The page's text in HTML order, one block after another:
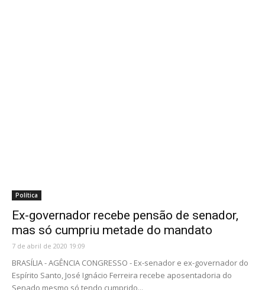
Política
Ex-governador recebe pensão de senador,
mas só cumpriu metade do mandato
7 de abril de 2020 19:09
BRASÍLIA - AGÊNCIA CONGRESSO - Ex-senador e ex-governador do
Espírito Santo, José Ignácio Ferreira recebe aposentadoria do
Senado mesmo só tendo cumprido...